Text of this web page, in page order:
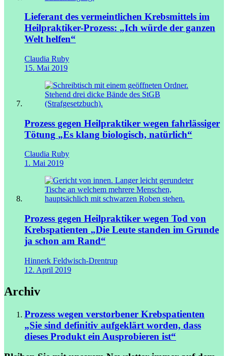
Lieferant des vermeintlichen Krebsmittels im
Heilpraktiker-Prozess: „Ich würde der ganzen
Welt helfen“
Claudia Ruby
15. Mai 2019
Prozess gegen Heilpraktiker wegen fahrlässiger
Tötung „Es klang biologisch, natürlich“
Claudia Ruby
1. Mai 2019
Prozess gegen Heilpraktiker wegen Tod von
Krebspatienten „Die Leute standen im Grunde
ja schon am Rand“
Hinnerk Feldwisch-Drentrup
12. April 2019
Archiv
Prozess wegen verstorbener Krebspatienten
„Sie sind definitiv aufgeklärt worden, dass
dieses Produkt ein Ausprobieren ist“